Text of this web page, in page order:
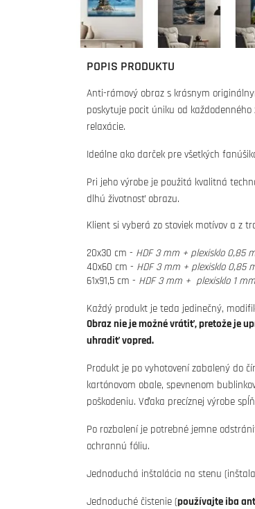
POPIS PRODUKTU
Anti-rámový obraz s krásnym
poskytuje pocit úniku od
relaxácie.
Ideálne ako darček pre všetkých
Pri jeho výrobe je použitá kvalitná
dlhú životnosť obrazu.
Klient si vyberá zo stoviek motívov a z
20x30 cm - HDF 3 mm + plexisklo 0,85
40x60 cm - HDF 3 mm + plexisklo 0,85
61x91,5 cm - HDF 3 mm + plexisklo 1 mm
Každý produkt je teda jedinečný,
Obraz nie je možné vrátiť, pretože je
uhradiť vopred.
Produkt je po vyhotovení zabalený do
kartónovom obale, spevnenom
poškodeniu. Vďaka precíznej výrobe
Po rozbalení je potrebné jemne
ochrannú fóliu.
Jednoduchá inštalácia na stenu
Jednoduché čistenie (používajte iba